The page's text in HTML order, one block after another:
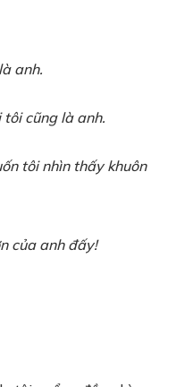
anh.
cũng là anh.
tôi nhìn thấy khuôn
của anh đấy!